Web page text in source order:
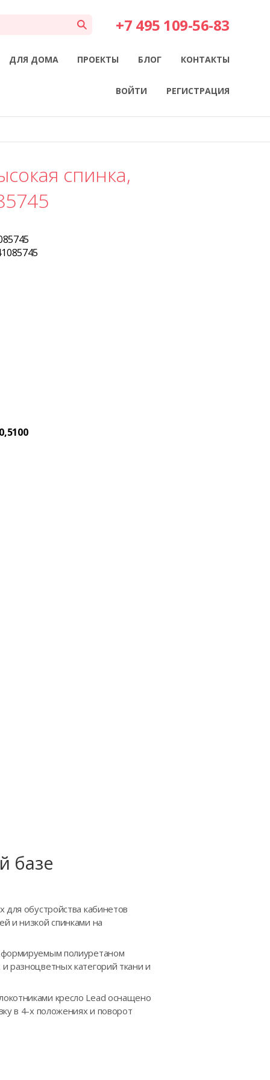
+7 495 109-56-83
ДЛЯ ДОМА ПРОЕКТЫ БЛОГ КОНТАКТЫ
ВОЙТИ РЕГИСТРАЦИЯ
спинка,
базе
обустройства кабинетов
и низкой спинками на
полиуретаном
разноцветных категорий ткани и
кресло Lead оснащено
в 4-х положениях и поворот